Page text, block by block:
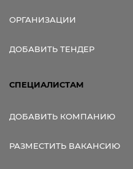
ОРГАНИЗАЦИИ
ДОБАВИТЬ ТЕНДЕР
СПЕЦИАЛИСТАМ
ДОБАВИТЬ КОМПАНИЮ
РАЗМЕСТИТЬ ВАКАНСИЮ